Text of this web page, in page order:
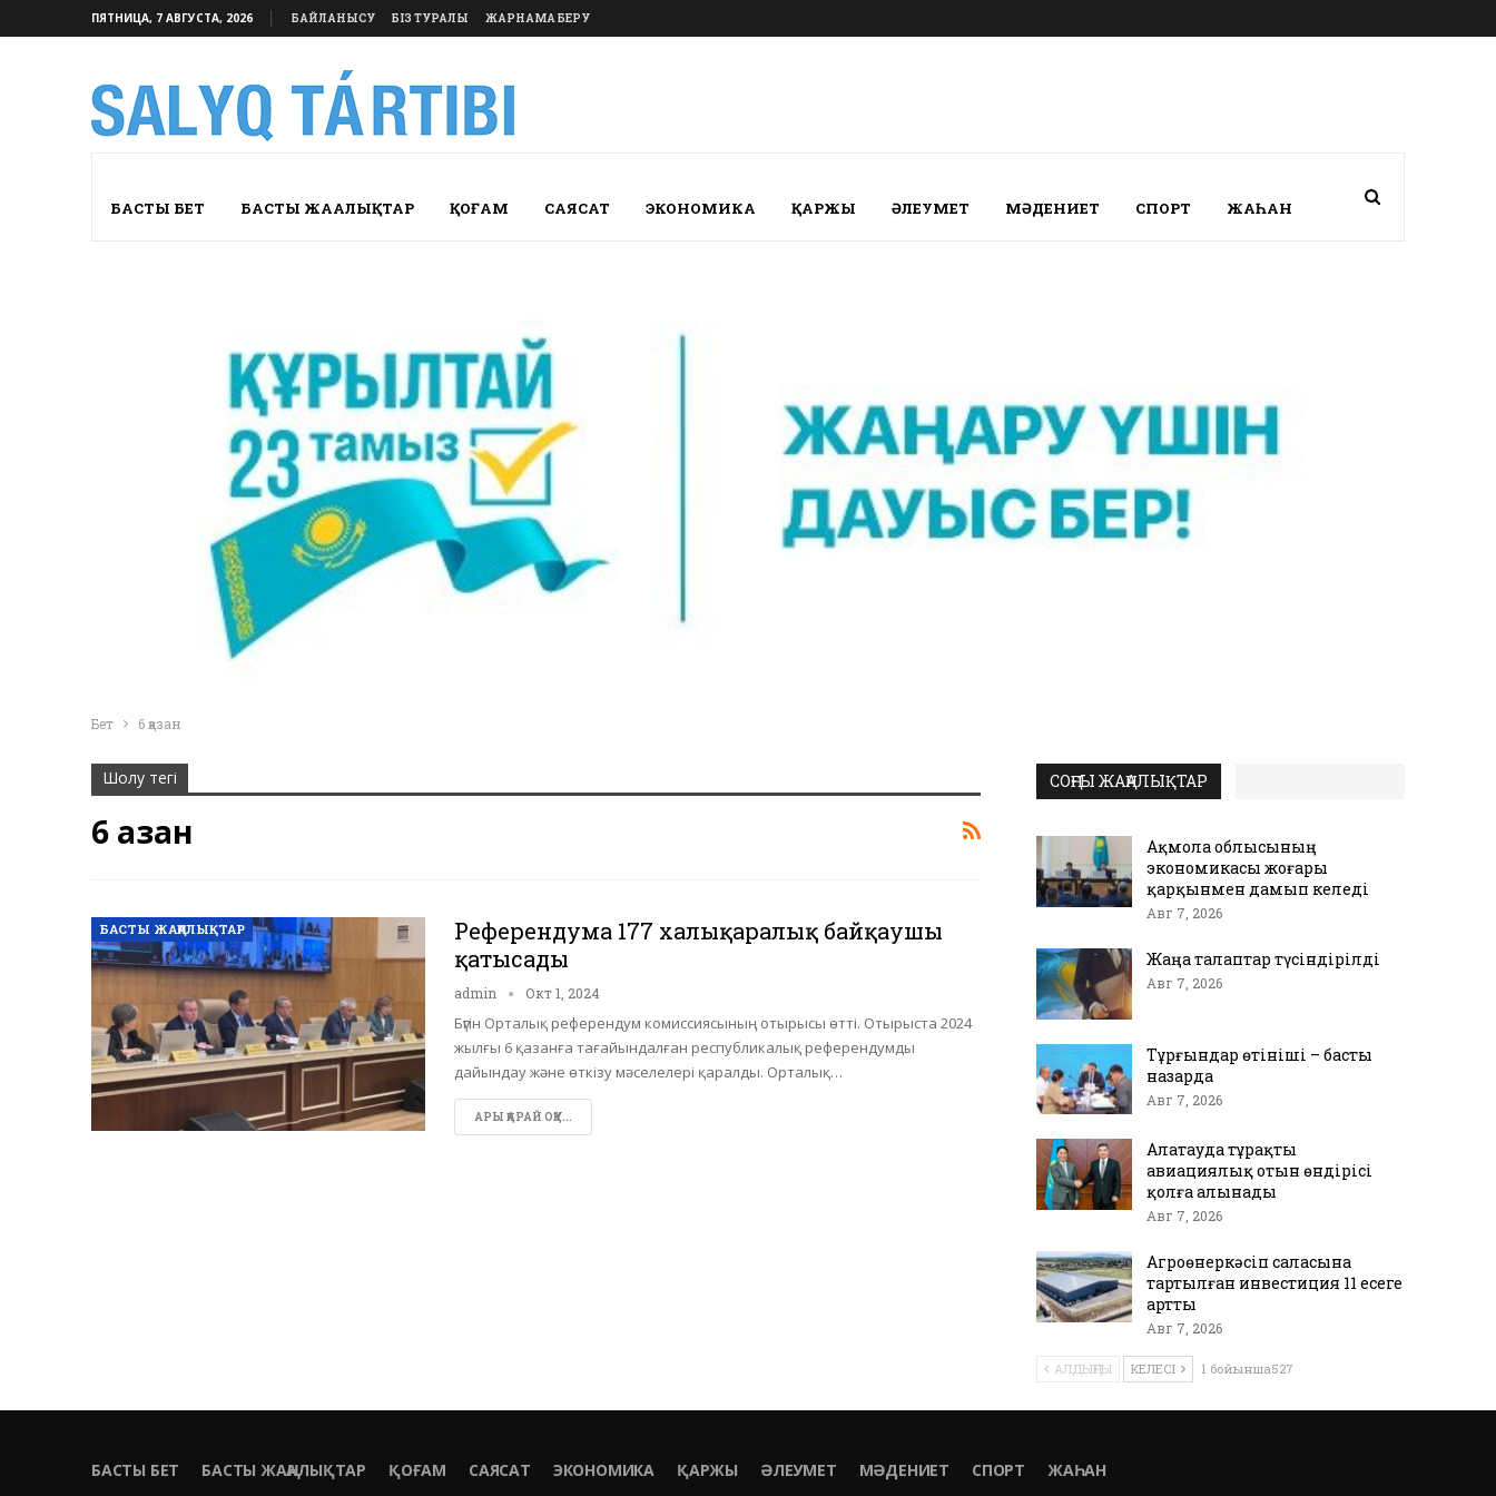
ПЯТНИЦА, 7 АВГУСТА, 2026 БАЙЛАНЫСУ БІЗ ТУРАЛЫ ЖАРНАМА БЕРУ
БАСТЫ БЕТ БАСТЫ ЖАҢАЛЫҚТАР ҚОҒАМ САЯСАТ ЭКОНОМИКА ҚАРЖЫ ӘЛЕУМЕТ МӘДЕНИЕТ СПОРТ ЖАҺАН
Бет 6 қазан
Шолу тегі
6 қазан
БАСТЫ ЖАҢАЛЫҚТАР
Референдумға 177 халықаралық байқаушы
қатысады
admin Окт 1, 2024
Бүгін Орталық референдум комиссиясының отырысы өтті. Отырыста 2024
жылғы 6 қазанға тағайындалған республикалық референдумды
дайындау және өткізу мәселелері қаралды. Орталық…
АРЫ ҚАРАЙ ОҚУ...
СОҢҒЫ ЖАҢАЛЫҚТАР
Ақмола облысының
экономикасы жоғары
қарқынмен дамып келеді
Авг 7, 2026
Жаңа талаптар түсіндірілді
Авг 7, 2026
Тұрғындар өтініші – басты
назарда
Авг 7, 2026
Алатауда тұрақты
авиациялық отын өндірісі
қолға алынады
Авг 7, 2026
Агроөнеркәсіп саласына
тартылған инвестиция 11 есеге
артты
Авг 7, 2026
АЛДЫҢҒЫ КЕЛЕСІ 1 бойынша527
БАСТЫ БЕТ БАСТЫ ЖАҢАЛЫҚТАР ҚОҒАМ САЯСАТ ЭКОНОМИКА ҚАРЖЫ ӘЛЕУМЕТ МӘДЕНИЕТ СПОРТ ЖАҺАН